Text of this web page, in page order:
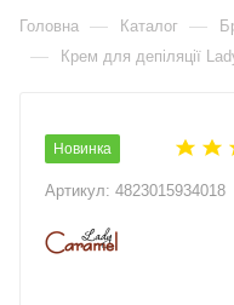
Головна — Каталог —
— Крем для депіляції
Новинка
Артикул: 4823015934018